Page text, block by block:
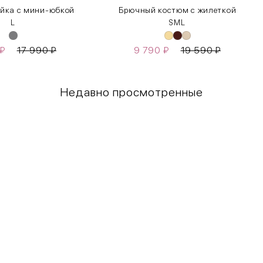
с мини-юбкой
L
₽ 17 990₽
Брючный костюм с жилеткой
S M L
9 790 ₽ 19 590₽
Недавно просмотренные